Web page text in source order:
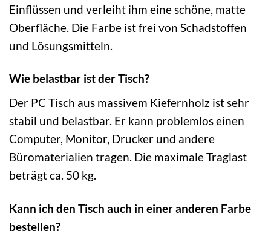
Einflüssen und verleiht ihm eine schöne, matte
Oberfläche. Die Farbe ist frei von Schadstoffen
und Lösungsmitteln.
Wie belastbar ist der Tisch?
Der PC Tisch aus massivem Kiefernholz ist sehr
stabil und belastbar. Er kann problemlos einen
Computer, Monitor, Drucker und andere
Büromaterialien tragen. Die maximale Traglast
beträgt ca. 50 kg.
Kann ich den Tisch auch in einer anderen Farbe
bestellen?